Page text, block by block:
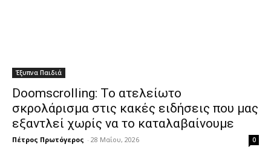
Έξυπνα Παιδιά
Doomscrolling: Το ατελείωτο
σκρολάρισμα στις κακές ειδήσεις που μας
εξαντλεί χωρίς να το καταλαβαίνουμε
Πέτρος Πρωτόγερος - 28 Μαΐου, 2026 0